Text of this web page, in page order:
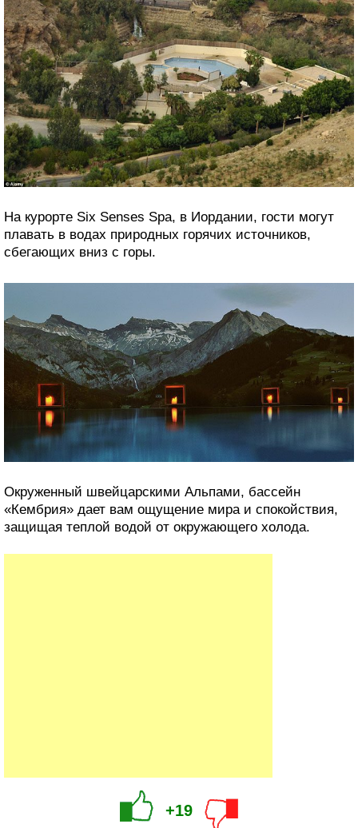
На курорте Six Senses Spa, в Иордании, гости могут
плавать в водах природных горячих источников,
сбегающих вниз с горы.
Окруженный швейцарскими Альпами, бассейн
«Кембрия» дает вам ощущение мира и спокойствия,
защищая теплой водой от окружающего холода.
+19